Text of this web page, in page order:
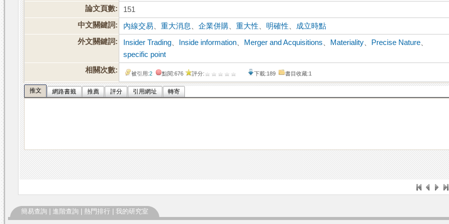
論文頁數:
151
中文關鍵詞:
內線交易 、重大消息 、企業併購 、重大性 明確性
成立時點
外文關鍵詞:
Insider Trading Inside information Merger and Acquisitions Materiality Precise Nature
specific point
相關次數:
被引用:2 點閱:676 評分: 下載:189 書目收藏:1
推文 網路書籤 推薦 評分 引用網址 轉寄
簡易查詢 進階查詢 熱門排行 我的研究室